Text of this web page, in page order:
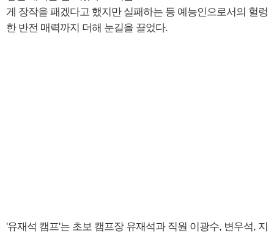
게 장작을 패겠다고 했지만 실패하는 등 예능인으로서의 헐렁
한 반전 매력까지 더해 눈길을 끌었다.
'유재석 캠프'는 초보 캠프장 유재석과 직원 이광수, 변우석, 지